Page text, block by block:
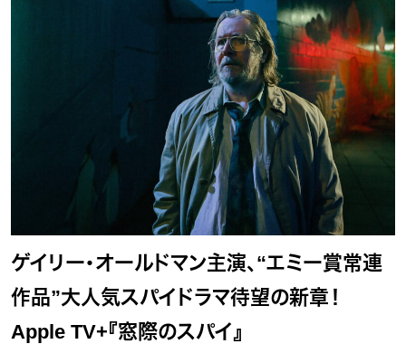
ゲイリー・オールドマン主演、“エミー賞常連
作品”大人気スパイドラマ待望の新章！
Apple TV+『窓際のスパイ』